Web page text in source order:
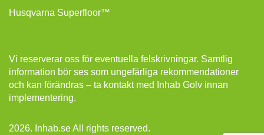
Husqvarna Superfloor™
Vi reserverar oss för eventuella felskrivningar. Samtlig
information bör ses som ungefärliga rekommendationer
och kan förändras – ta kontakt med Inhab Golv innan
implementering.
2026. Inhab.se All rights reserved.